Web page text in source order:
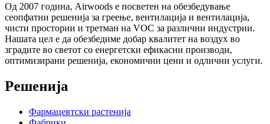
Од 2007 година, Airwoods е посветен на обезбедување
сеопфатни решенија за греење, вентилација и вентилација,
чисти простории и третман на VOC за различни индустрии.
Нашата цел е да обезбедиме добар квалитет на воздух во
зградите во светот со енергетски ефикасни производи,
оптимизирани решенија, економични цени и одлични услуги.
Решенија
Фармацевтски растенија